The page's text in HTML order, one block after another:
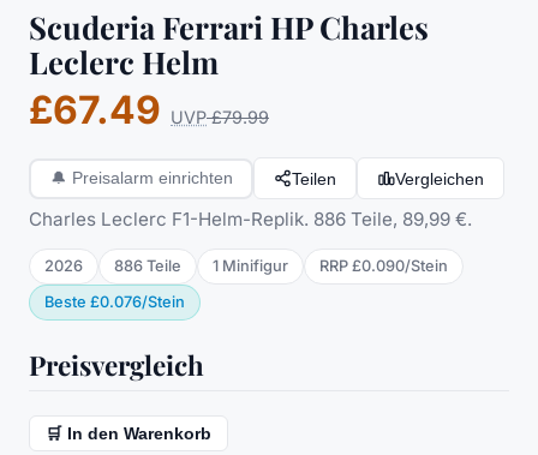
Scuderia Ferrari HP Charles
Leclerc Helm
£67.49 UVP £79.99
🔔 Preisalarm einrichten Teilen Vergleichen
Charles Leclerc F1-Helm-Replik. 886 Teile, 89,99 €.
2026 886 Teile 1 Minifigur RRP £0.090/Stein
Beste £0.076/Stein
Preisvergleich
🛒 In den Warenkorb